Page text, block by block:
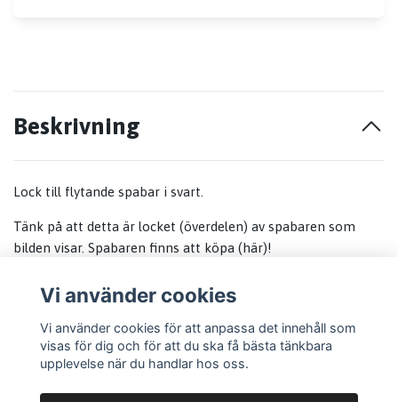
Beskrivning
Lock till flytande spabar i svart.
Tänk på att detta är locket (överdelen) av spabaren som
bilden visar. Spabaren finns att köpa (här)!
Vi använder cookies
Vi använder cookies för att anpassa det innehåll som
visas för dig och för att du ska få bästa tänkbara
upplevelse när du handlar hos oss.